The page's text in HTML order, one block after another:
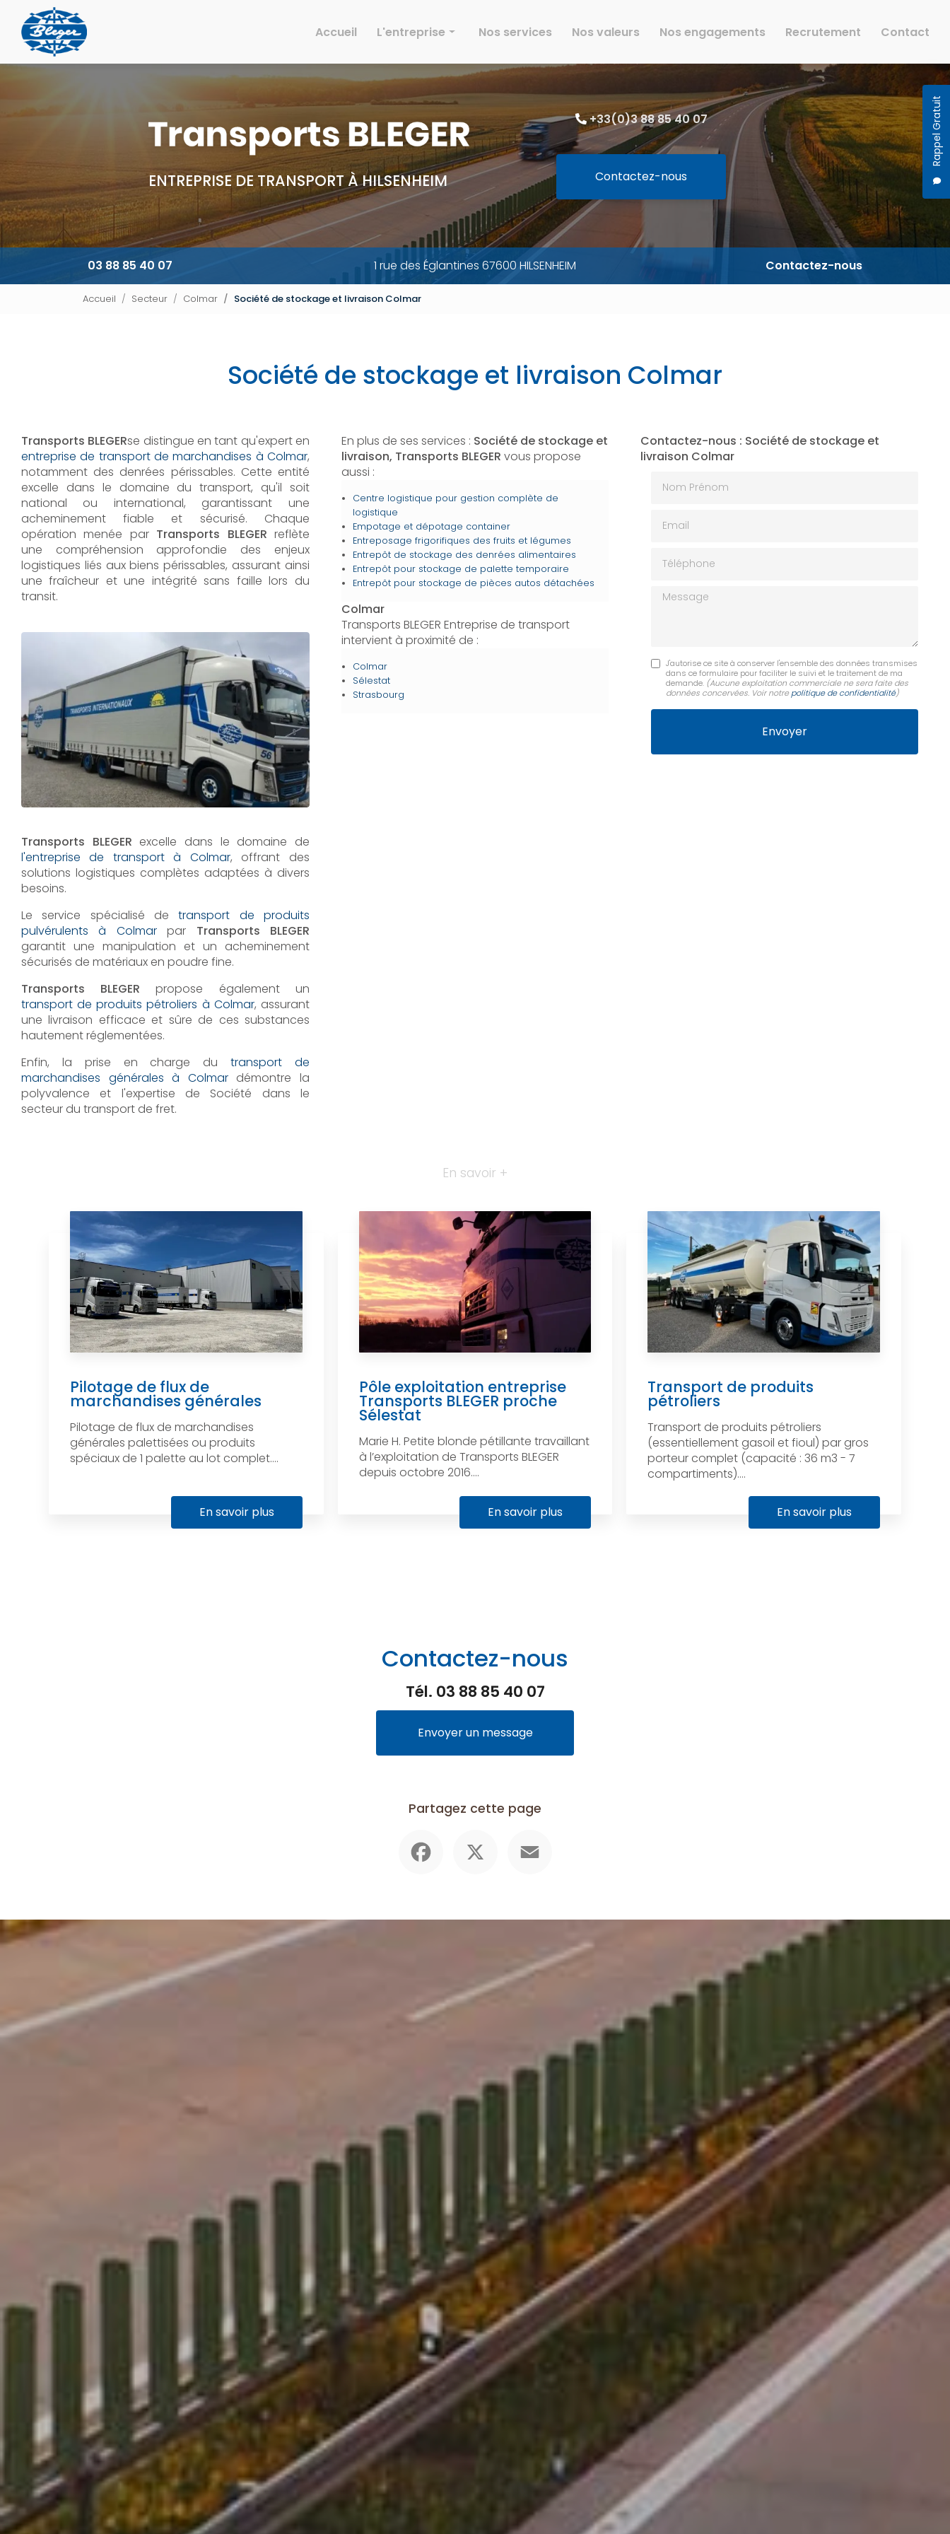
contenu
principal
Rappel Gratuit
Accueil
L'entreprise
Histoire
Effectif
Parc
Activités
Environnement
Galeries
Nos services Nos valeurs Nos engagements Recrutement Contact
ENTREPRISE DE TRANSPORT À HILSENHEIM
+33(0)3 88 85 40 07
Contactez-nous
03 88 85 40 07 1 rue des Églantines 67600 HILSENHEIM Contactez-nous
Accueil Secteur Colmar Société de stockage et livraison Colmar
Société de stockage et livraison Colmar
Transports BLEGERse distingue en tant qu'expert en
entreprise de transport de marchandises à Colmar,
notamment des denrées périssables. Cette entité
excelle dans le domaine du transport, qu'il soit
national ou international, garantissant une
acheminement fiable et sécurisé. Chaque
opération menée par Transports BLEGER reflète
une compréhension approfondie des enjeux
logistiques liés aux biens périssables, assurant ainsi
une fraîcheur et une intégrité sans faille lors du
transit.
Transports BLEGER excelle dans le domaine de
l'entreprise de transport à Colmar, offrant des
solutions logistiques complètes adaptées à divers
besoins.
Le service spécialisé detransport de produits
pulvérulents à Colmarpar Transports BLEGER
garantit une manipulation et un acheminement
sécurisés de matériaux en poudre fine.
Transports BLEGER propose également un
transport de produits pétroliers à Colmar, assurant
une livraison efficace et sûre de ces substances
hautement réglementées.
Enfin, la prise en charge dutransport de
marchandises générales à Colmardémontre la
polyvalence et l'expertise de Société dans le
secteur du transport de fret.
En plus de ses services : Société de stockage et
livraison, Transports BLEGER vous propose
aussi :
Centre logistique pour gestion complète de
logistique
Empotage et dépotage container
Entreposage frigorifiques des fruits et légumes
Entrepôt de stockage des denrées alimentaires
Entrepôt pour stockage de palette temporaire
Entrepôt pour stockage de pièces autos détachées
Colmar
Transports BLEGER Entreprise de transport
intervient à proximité de :
Colmar
Sélestat
Strasbourg
Contactez-nous : Société de stockage et
livraison Colmar
Message
J'autorise ce site à conserver l'ensemble des données transmises
dans ce formulaire pour faciliter le suivi et le traitement de ma
demande. (Aucune exploitation commerciale ne sera faite des
données concervées. Voir notre politique de confidentialité)
En savoir +
Pilotage de flux de
marchandises générales
Pilotage de flux de marchandises
générales palettisées ou produits
spéciaux de 1 palette au lot complet....
En savoir plus
Pôle exploitation entreprise
Transports BLEGER proche
Sélestat
Marie H. Petite blonde pétillante travaillant
à l’exploitation de Transports BLEGER
depuis octobre 2016....
En savoir plus
Transport de produits
pétroliers
Transport de produits pétroliers
(essentiellement gasoil et fioul) par gros
porteur complet (capacité : 36 m3 - 7
compartiments)....
En savoir plus
Contactez-nous
Tél. 03 88 85 40 07
Envoyer un message
Partagez cette page